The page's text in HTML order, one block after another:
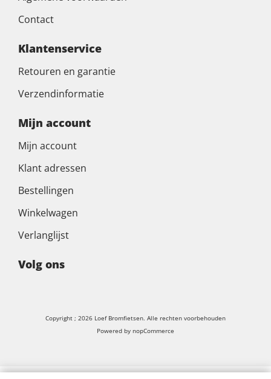
Contact
Klantenservice
Retouren en garantie
Verzendinformatie
Mijn account
Mijn account
Klant adressen
Bestellingen
Winkelwagen
Verlanglijst
Volg ons
Copyright ; 2026 Loef Bromfietsen. Alle rechten voorbehouden
Powered by nopCommerce